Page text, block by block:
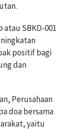
SBKD-001
positif bagi
dan
Perusahaan
doa bersama
yaitu